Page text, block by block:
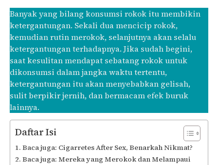
Banyak yang bilang konsumsi rokok itu membikin
ketergantungan. Sekali dua mencicip rokok,
kemudian rutin merokok, selanjutnya akan selalu
ketergantungan terhadapnya. Jika sudah begini,
saat kesulitan mendapat sebatang rokok untuk
dikonsumsi dalam jangka waktu tertentu,
ketergantungan itu akan menyebabkan gelisah,
sulit berpikir jernih, dan bermacam efek buruk
lainnya.
Daftar Isi
Baca juga: Cigarretes After Sex, Benarkah Nikmat?
Baca juga: Mereka yang Merokok dan Melampaui